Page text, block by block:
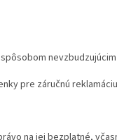
pre záručnú